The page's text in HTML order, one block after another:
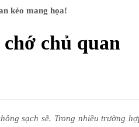
kẻo mang họa!
chủ quan
sạch sẽ. Trong nhiều trường